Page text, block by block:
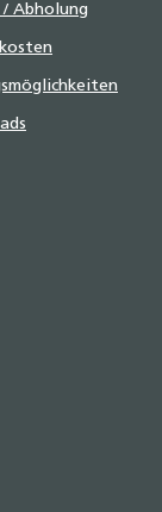
/ Abholung